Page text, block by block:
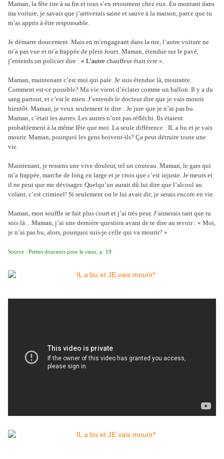
Maman, la fête tire à sa fin et tous s’en retournent chez eux. En montant dans
ma voiture, je savais que j’arriverais saine et sauve à la maison, parce que tu
m’as appris à être responsable.
Je démarre doucement. Mais en m’engageant dans la rue, l’autre voiture ne
m’a pas vue et m’a frappée de plein fouet. Maman, étendue sur le pavé,
j’entends un policier dire : « L’autre chauffeur était ivre ».
Maman, maintenant c’est moi qui paie. Je suis étendue là, mourante.
Comment est-ce possible? Ma vie vient d’éclater comme un ballon. Il y a du
sang partout, et c’est le mien. J’entends le docteur dire que je vais mourir
bientôt. Maman, je veux seulement te dire : Je jure que je n’ai pas bu.
Maman, c’était les autres. Les autres n’ont pas réfléchi. Ils étaient
probablement à la même fête que moi. La seule différence : IL a bu et je vais
mourir. Maman, pourquoi les gens boivent-ils? Ça peut détruire toute une
vie.
Maintenant, je ressens une vive douleur, tel un couteau. Maman, le gars qui
m’a frappée, marche de long en large et je crois que c’est injuste. Je meurs et
il ne peut que me dévisager. Quelqu’un aurait dû lui dire que l’alcool au
volant, c’est criminel! Si seulement on le lui avait dit, je serais encore en vie.
Maman, mon souffle se fait plus court et j’ai très peur. J’aimerais tant que tu
sois là…Maman, j’ai une dernière question avant de te dire au revoir : « Moi,
je n’ai pas bu, alors, pourquoi suis-je celle qui va mourir? »
Source : Petites douceurs pour le cœur , p. 19